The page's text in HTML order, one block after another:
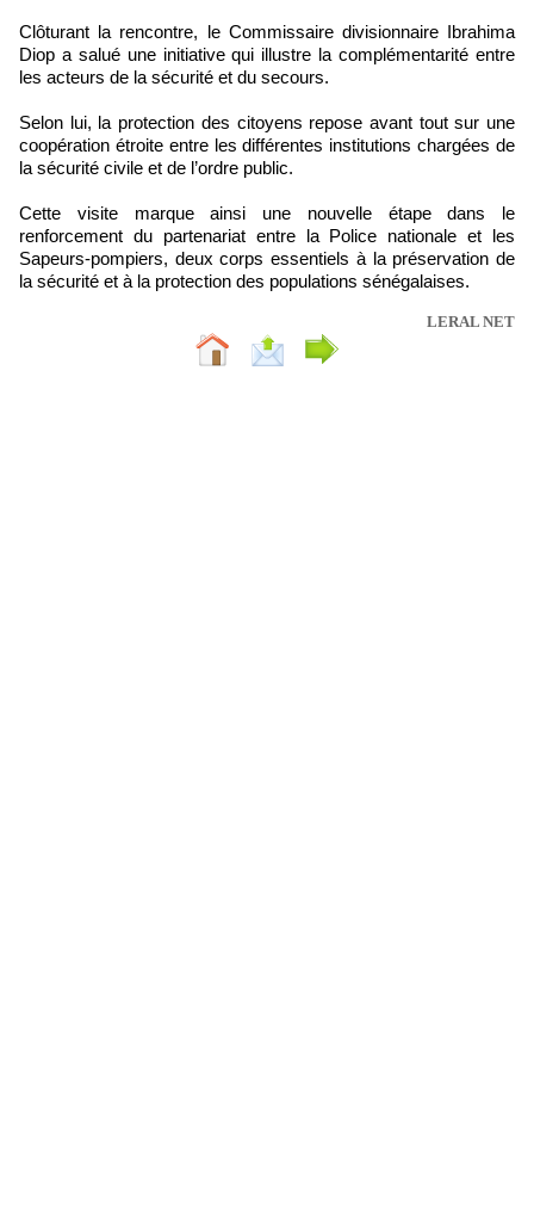
Clôturant la rencontre, le Commissaire divisionnaire Ibrahima
Diop a salué une initiative qui illustre la complémentarité entre
les acteurs de la sécurité et du secours.
Selon lui, la protection des citoyens repose avant tout sur une
coopération étroite entre les différentes institutions chargées de
la sécurité civile et de l’ordre public.
Cette visite marque ainsi une nouvelle étape dans le
renforcement du partenariat entre la Police nationale et les
Sapeurs-pompiers, deux corps essentiels à la préservation de
la sécurité et à la protection des populations sénégalaises.
LERAL NET